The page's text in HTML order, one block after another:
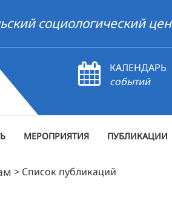
социологический
КАЛЕНДАРЬ
событий
МЕРОПРИЯТИЯ ПУБЛИКАЦИИ
> Список публикаций